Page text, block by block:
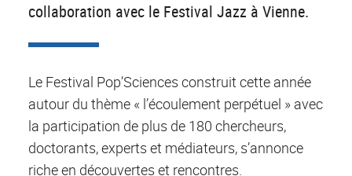
collaboration avec le Festival Jazz à Vienne.
Le Festival Pop’Sciences construit cette année
autour du thème « l’écoulement perpétuel » avec
la participation de plus de 180 chercheurs,
doctorants, experts et médiateurs, s’annonce
riche en découvertes et rencontres.